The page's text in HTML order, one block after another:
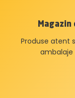
Produse atent
ambalaje